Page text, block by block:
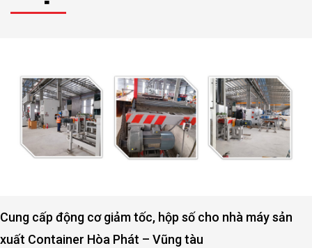
Cung cấp động cơ giảm tốc, hộp số cho nhà máy sản
xuất Container Hòa Phát – Vũng tàu